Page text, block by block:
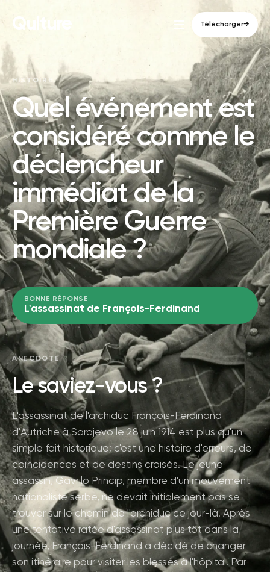
Qulture Télécharger→
HISTOIRE
Quel événement est
considéré comme le
déclencheur
immédiat de la
Première Guerre
mondiale ?
BONNE RÉPONSE
L'assassinat de François-Ferdinand
ANECDOTE
Le saviez-vous ?
L'assassinat de l'archiduc François-Ferdinand
d'Autriche à Sarajevo le 28 juin 1914 est plus qu'un
simple fait historique; c'est une histoire d'erreurs, de
coïncidences et de destins croisés. Le jeune
assassin, Gavrilo Princip, membre d'un mouvement
nationaliste serbe, ne devait initialement pas se
trouver sur le chemin de l'archiduc ce jour-là. Après
une tentative ratée d'assassinat plus tôt dans la
journée, François-Ferdinand a décidé de changer
son itinéraire pour visiter les blessés à l'hôpital. Par